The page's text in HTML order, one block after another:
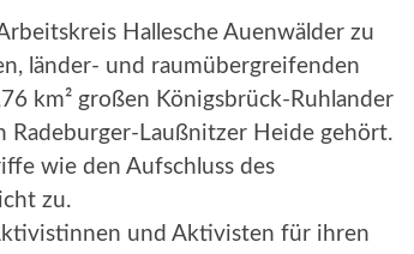
Hallesche Auenwälder zu
länder- und raumübergreifenden
km² großen Königsbrück-Ruhlander
Radeburger-Laußnitzer Heide gehört.
wie den Aufschluss des
zu.
und Aktivisten für ihren